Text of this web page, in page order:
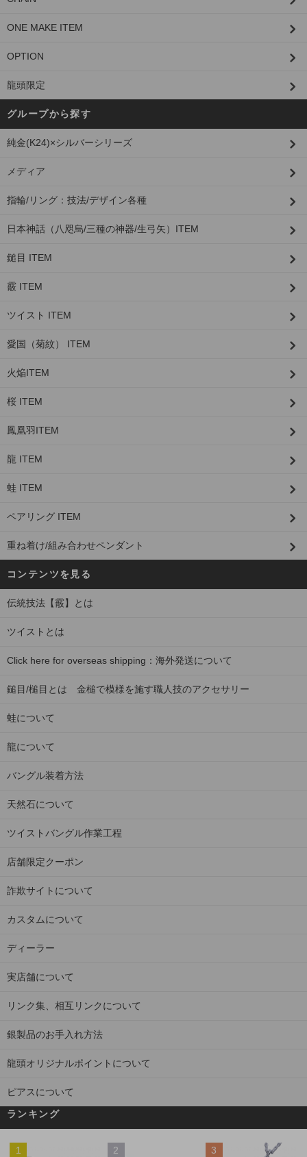
ONE MAKE ITEM
OPTION
龍頭限定
グループから探す
純金(K24)×シルバーシリーズ
メディア
指輪/リング：技法/デザイン各種
日本神話（八咫烏/三種の神器/生弓矢）ITEM
鎚目 ITEM
霰 ITEM
ツイスト ITEM
愛国（菊紋） ITEM
火焔ITEM
桜 ITEM
鳳凰羽ITEM
龍 ITEM
蛙 ITEM
ペアリング ITEM
重ね着け/組み合わせペンダント
コンテンツを見る
伝統技法【霰】とは
ツイストとは
Click here for overseas shipping：海外発送について
鎚目/槌目とは 金槌で模様を施す職人技のアクセサリー
蛙について
龍について
バングル装着方法
天然石について
ツイストバングル作業工程
店舗限定クーポン
詐欺サイトについて
カスタムについて
ディーラー
実店舗について
リンク集、相互リンクについて
銀製品のお手入れ方法
龍頭オリジナルポイントについて
ピアスについて
ランキング
1 2 3